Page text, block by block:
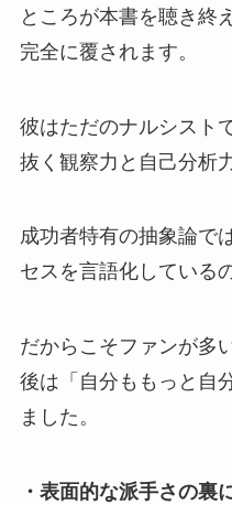
ところが本書を聴き終
完全に覆されます。
彼はただのナルシスト
抜く観察力と自己分析
成功者特有の抽象論で
セスを言語化している
だからこそファンが多
後は「自分ももっと自
ました。
・表面的な派手さの裏